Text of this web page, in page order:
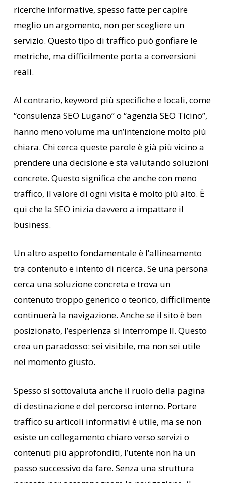
ricerche informative, spesso fatte per capire
meglio un argomento, non per scegliere un
servizio. Questo tipo di traffico può gonfiare le
metriche, ma difficilmente porta a conversioni
reali.
Al contrario, keyword più specifiche e locali, come
“consulenza SEO Lugano” o “agenzia SEO Ticino”,
hanno meno volume ma un’intenzione molto più
chiara. Chi cerca queste parole è già più vicino a
prendere una decisione e sta valutando soluzioni
concrete. Questo significa che anche con meno
traffico, il valore di ogni visita è molto più alto. È
qui che la SEO inizia davvero a impattare il
business.
Un altro aspetto fondamentale è l’allineamento
tra contenuto e intento di ricerca. Se una persona
cerca una soluzione concreta e trova un
contenuto troppo generico o teorico, difficilmente
continuerà la navigazione. Anche se il sito è ben
posizionato, l’esperienza si interrompe lì. Questo
crea un paradosso: sei visibile, ma non sei utile
nel momento giusto.
Spesso si sottovaluta anche il ruolo della pagina
di destinazione e del percorso interno. Portare
traffico su articoli informativi è utile, ma se non
esiste un collegamento chiaro verso servizi o
contenuti più approfonditi, l’utente non ha un
passo successivo da fare. Senza una struttura